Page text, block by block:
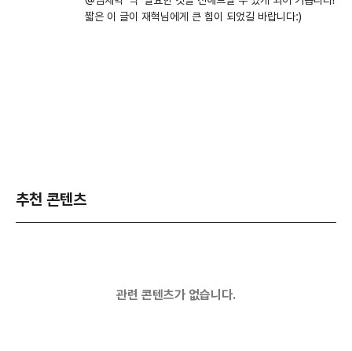
짧은 이 글이 재혁님에게 큰 힘이 되었길 바랍니다:)
추천 콘텐츠
관련 콘텐츠가 없습니다.